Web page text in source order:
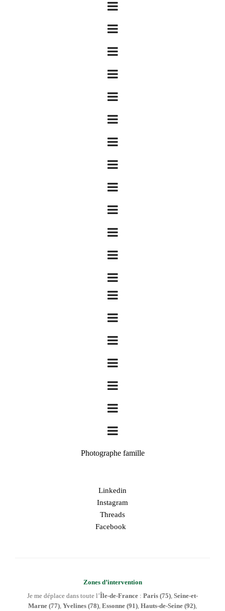
Photographe famille
Linkedin
Instagram
Threads
Facebook
Zones d’intervention
Je me déplace dans toute l’Île-de-France : Paris (75) Seine-et-
Marne (77) Yvelines (78) Essonne (91) Hauts-de-Seine (92)